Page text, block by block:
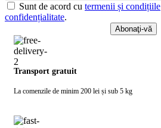
Sunt de acord cu termenii și condițiile
confidențialitate.
Transport gratuit
La comenzile de minim 200 lei și sub 5 kg